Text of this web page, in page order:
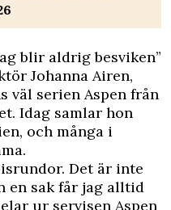
blir aldrig besviken”
Johanna Airen,
väl serien Aspen från
Idag samlar hon
och många i
Det är inte
en sak får jag alltid
ur servisen Aspen